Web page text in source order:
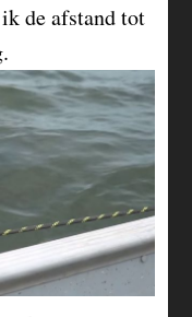
de afstand tot